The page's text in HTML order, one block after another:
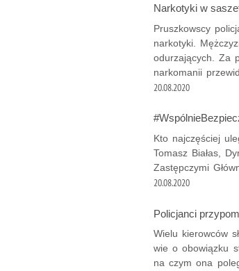
Narkotyki w
Pruszkowscy
narkotyki.
odurzających. Za
narkomanii
20.08.2020
Kto najczęściej
Tomasz Białas,
Zastępczymi
20.08.2020
Policjanci
Wielu kierowców
wie o obowiązku
na czym ona